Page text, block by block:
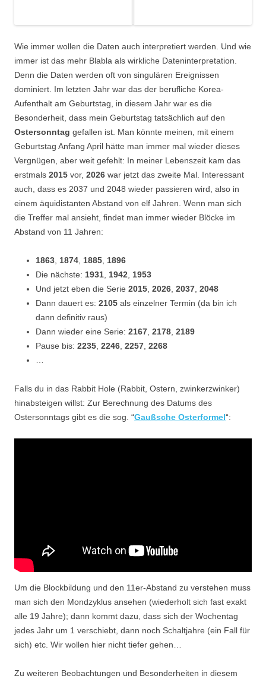
Wie immer wollen die Daten auch interpretiert werden. Und wie
immer ist das mehr Blabla als wirkliche Dateninterpretation.
Denn die Daten werden oft von singulären Ereignissen
dominiert. Im letzten Jahr war das der berufliche Korea-
Aufenthalt am Geburtstag, in diesem Jahr war es die
Besonderheit, dass mein Geburtstag tatsächlich auf den
Ostersonntag gefallen ist. Man könnte meinen, mit einem
Geburtstag Anfang April hätte man immer mal wieder dieses
Vergnügen, aber weit gefehlt: In meiner Lebenszeit kam das
erstmals 2015 vor, 2026 war jetzt das zweite Mal. Interessant
auch, dass es 2037 und 2048 wieder passieren wird, also in
einem äquidistanten Abstand von elf Jahren. Wenn man sich
die Treffer mal ansieht, findet man immer wieder Blöcke im
Abstand von 11 Jahren:
1863, 1874, 1885, 1896
Die nächste: 1931, 1942, 1953
Und jetzt eben die Serie 2015, 2026, 2037, 2048
Dann dauert es: 2105 als einzelner Termin (da bin ich
dann definitiv raus)
Dann wieder eine Serie: 2167, 2178, 2189
Pause bis: 2235, 2246, 2257, 2268
…
Falls du in das Rabbit Hole (Rabbit, Ostern, zwinkerzwinker)
hinabsteigen willst: Zur Berechnung des Datums des
Ostersonntags gibt es die sog. “Gaußsche Osterformel“:
Um die Blockbildung und den 11er-Abstand zu verstehen muss
man sich den Mondzyklus ansehen (wiederholt sich fast exakt
alle 19 Jahre); dann kommt dazu, dass sich der Wochentag
jedes Jahr um 1 verschiebt, dann noch Schaltjahre (ein Fall für
sich) etc. Wir wollen hier nicht tiefer gehen…
Zu weiteren Beobachtungen und Besonderheiten in diesem